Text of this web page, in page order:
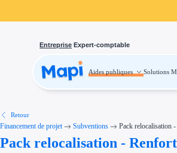
Entreprise Expert-comptable
Aides publiques Solutions
Aides publiques
Investissement
Thématiques
Transition
Retour
Financement de projet Subventions Pack relocalisation
Pack relocalisation -